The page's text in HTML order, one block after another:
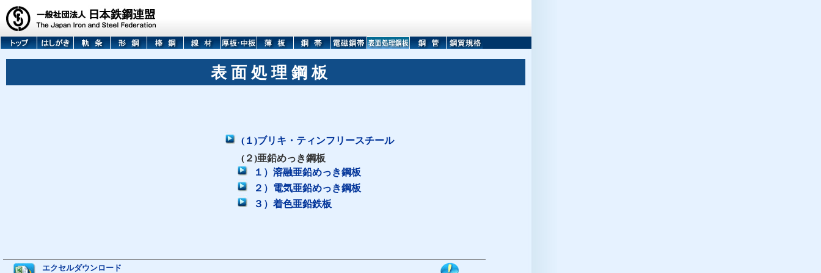
表 面 処 理 鋼 板
(１)ブリキ・ティンフリースチール
(２)亜鉛めっき鋼板
１）溶融亜鉛めっき鋼板
２）電気亜鉛めっき鋼板
３）着色亜鉛鉄板
エクセルダウンロード